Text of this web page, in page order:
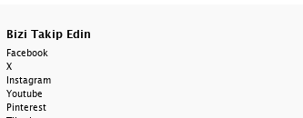
Bizi Takip Edin
Facebook
X
Instagram
Youtube
Pinterest